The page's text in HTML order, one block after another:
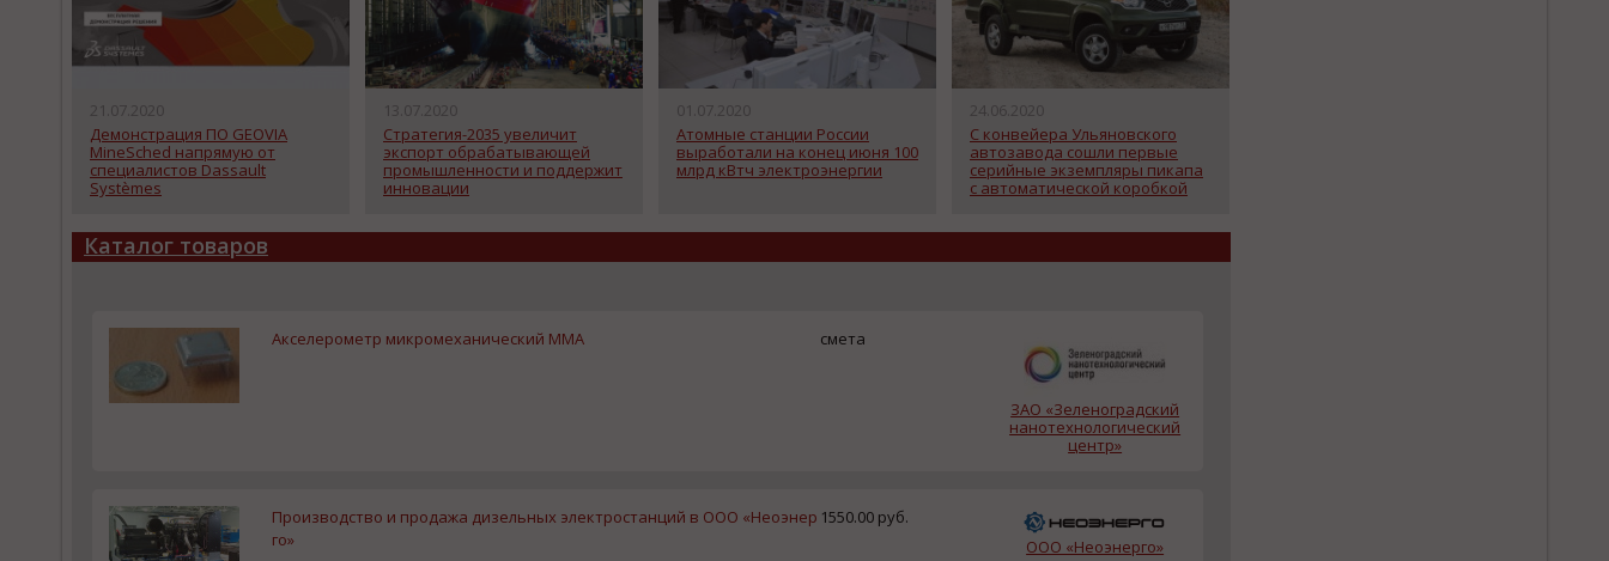
21.07.2020
Демонстрация ПО GEOVIA
MineSched напрямую от
специалистов Dassault
Systèmes
13.07.2020
Стратегия-2035 увеличит
экспорт обрабатывающей
промышленности и поддержит
инновации
01.07.2020
Атомные станции России
выработали на конец июня 100
млрд кВтч электроэнергии
24.06.2020
С конвейера Ульяновского
автозавода сошли первые
серийные экземпляры пикапа
с автоматической коробкой
Каталог товаров
Акселерометр микромеханический ММА смета
ЗАО «Зеленоградский
нанотехнологический
центр»
Производство и продажа дизельных электростанций в ООО «Неоэнер
го»
1550.00 руб.
ООО «Неоэнерго»